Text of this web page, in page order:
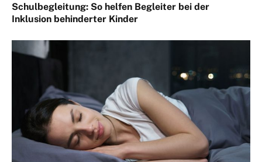
Schulbegleitung: So helfen Begleiter bei der
Inklusion behinderter Kinder